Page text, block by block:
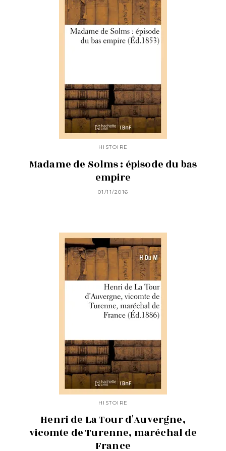
HISTOIRE
Madame de Solms : épisode du bas
empire
01/11/2016
HISTOIRE
Henri de La Tour d'Auvergne,
vicomte de Turenne, maréchal de
France